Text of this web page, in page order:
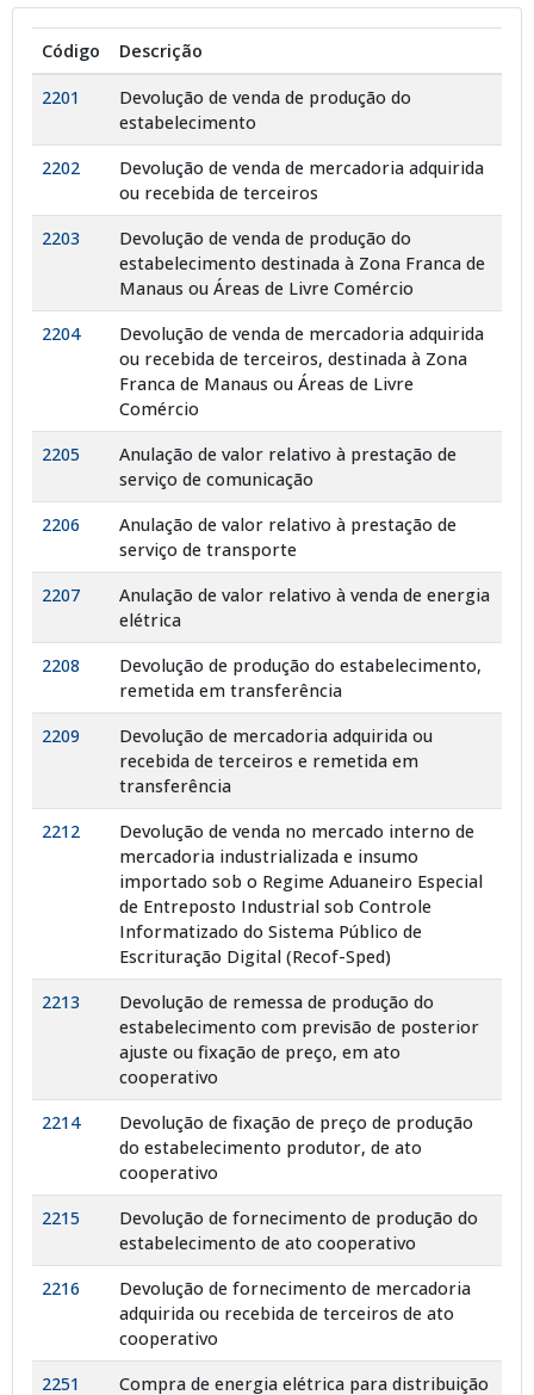
Código Descrição
2201
Devolução de venda de produção do
estabelecimento
2202
Devolução de venda de mercadoria adquirida
ou recebida de terceiros
2203
Devolução de venda de produção do
estabelecimento destinada à Zona Franca de
Manaus ou Áreas de Livre Comércio
2204
Devolução de venda de mercadoria adquirida
ou recebida de terceiros, destinada à Zona
Franca de Manaus ou Áreas de Livre
Comércio
2205
Anulação de valor relativo à prestação de
serviço de comunicação
2206
Anulação de valor relativo à prestação de
serviço de transporte
2207
Anulação de valor relativo à venda de energia
elétrica
2208
Devolução de produção do estabelecimento,
remetida em transferência
2209
Devolução de mercadoria adquirida ou
recebida de terceiros e remetida em
transferência
2212
Devolução de venda no mercado interno de
mercadoria industrializada e insumo
importado sob o Regime Aduaneiro Especial
de Entreposto Industrial sob Controle
Informatizado do Sistema Público de
Escrituração Digital (Recof-Sped)
2213
Devolução de remessa de produção do
estabelecimento com previsão de posterior
ajuste ou fixação de preço, em ato
cooperativo
2214
Devolução de fixação de preço de produção
do estabelecimento produtor, de ato
cooperativo
2215
Devolução de fornecimento de produção do
estabelecimento de ato cooperativo
2216
Devolução de fornecimento de mercadoria
adquirida ou recebida de terceiros de ato
cooperativo
2251
Compra de energia elétrica para distribuição